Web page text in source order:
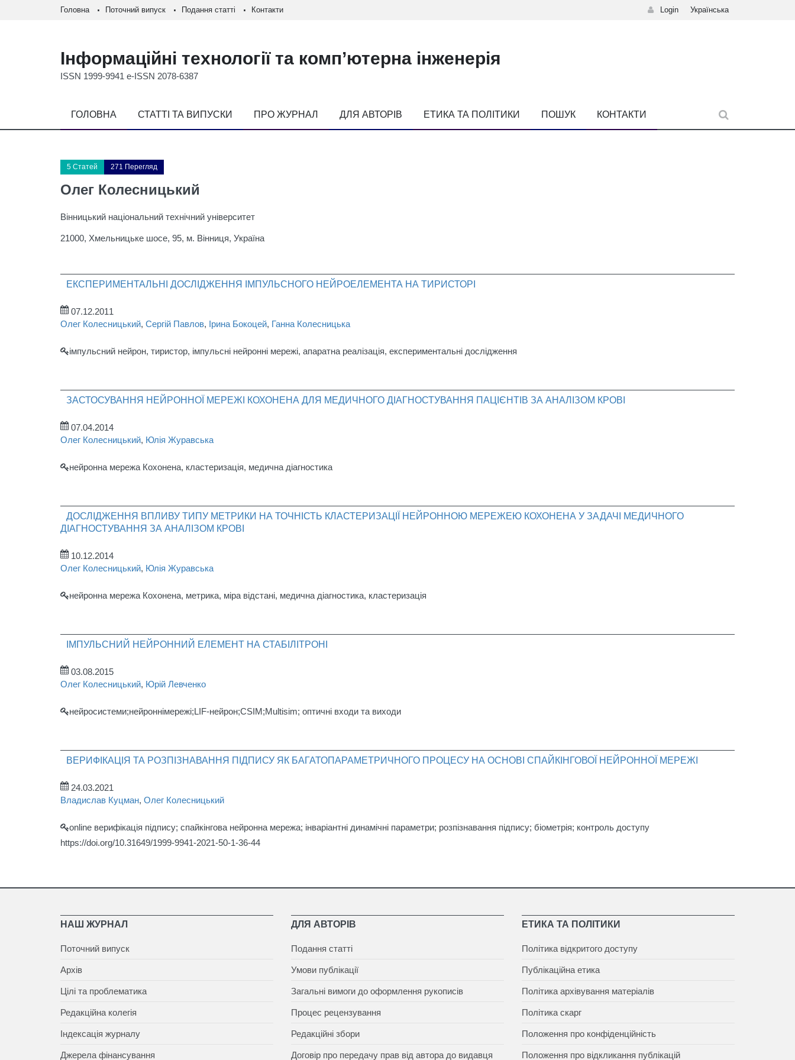
Головна Поточний випуск Подання статті Контакти Login Українська
Інформаційні технології та комп’ютерна інженерія
ISSN 1999-9941 e-ISSN 2078-6387
ГОЛОВНА СТАТТІ ТА ВИПУСКИ ПРО ЖУРНАЛ ДЛЯ АВТОРІВ ЕТИКА ТА ПОЛІТИКИ ПОШУК КОНТАКТИ
5 Статей 271 Перегляд
Олег Колесницький
Вінницький національний технічний університет
21000, Хмельницьке шосе, 95, м. Вінниця, Україна
ЕКСПЕРИМЕНТАЛЬНІ ДОСЛІДЖЕННЯ ІМПУЛЬСНОГО НЕЙРОЕЛЕМЕНТА НА ТИРИСТОРІ
07.12.2011
Олег Колесницький, Сергій Павлов, Ірина Бокоцей, Ганна Колесницька
імпульсний нейрон, тиристор, імпульсні нейронні мережі, апаратна реалізація, експериментальні дослідження
ЗАСТОСУВАННЯ НЕЙРОННОЇ МЕРЕЖІ КОХОНЕНА ДЛЯ МЕДИЧНОГО ДІАГНОСТУВАННЯ ПАЦІЄНТІВ ЗА АНАЛІЗОМ КРОВІ
07.04.2014
Олег Колесницький, Юлія Журавська
нейронна мережа Кохонена, кластеризація, медична діагностика
ДОСЛІДЖЕННЯ ВПЛИВУ ТИПУ МЕТРИКИ НА ТОЧНІСТЬ КЛАСТЕРИЗАЦІЇ НЕЙРОННОЮ МЕРЕЖЕЮ КОХОНЕНА У ЗАДАЧІ МЕДИЧНОГО
ДІАГНОСТУВАННЯ ЗА АНАЛІЗОМ КРОВІ
10.12.2014
Олег Колесницький, Юлія Журавська
нейронна мережа Кохонена, метрика, міра відстані, медична діагностика, кластеризація
ІМПУЛЬСНИЙ НЕЙРОННИЙ ЕЛЕМЕНТ НА СТАБІЛІТРОНІ
03.08.2015
Олег Колесницький, Юрій Левченко
нейросистеми;нейроннімережі;LIF-нейрон;CSIM;Multisim; оптичні входи та виходи
ВЕРИФІКАЦІЯ ТА РОЗПІЗНАВАННЯ ПІДПИСУ ЯК БАГАТОПАРАМЕТРИЧНОГО ПРОЦЕСУ НА ОСНОВІ СПАЙКІНГОВОЇ НЕЙРОННОЇ МЕРЕЖІ
24.03.2021
Владислав Куцман, Олег Колесницький
online верифікація підпису; спайкінгова нейронна мережа; інваріантні динамічні параметри; розпізнавання підпису; біометрія; контроль доступу
https://doi.org/10.31649/1999-9941-2021-50-1-36-44
НАШ ЖУРНАЛ
Поточний випуск
Архів
Цілі та проблематика
Редакційна колегія
Індексація журналу
Джерела фінансування
ДЛЯ АВТОРІВ
Подання статті
Умови публікації
Загальні вимоги до оформлення рукописів
Процес рецензування
Редакційні збори
Договір про передачу прав від автора до видавця
ЕТИКА ТА ПОЛІТИКИ
Політика відкритого доступу
Публікаційна етика
Політика архівування матеріалів
Політика скарг
Положення про конфіденційність
Положення про відкликання публікацій